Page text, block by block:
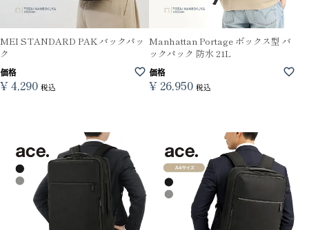
MEI STANDARD PAK バックパッ
ク
価格
¥4,290 税込
Manhattan Portage ボックス型 バ
ックパック 防水 21L
価格
¥26,950 税込